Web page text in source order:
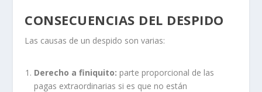
CONSECUENCIAS DEL DESPIDO
Las causas de un despido son varias:
Derecho a finiquito: parte proporcional de las
pagas extraordinarias si es que no están